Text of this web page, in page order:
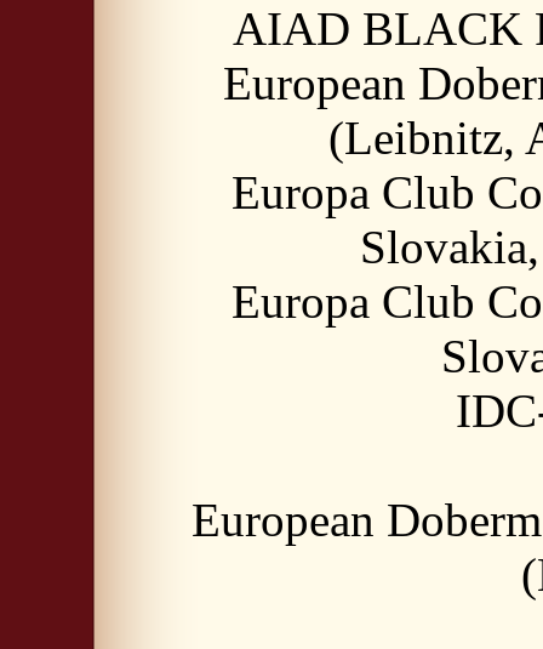
AIAD BLACK
European
(Leibnitz,
Europa Club
Europa Club
European